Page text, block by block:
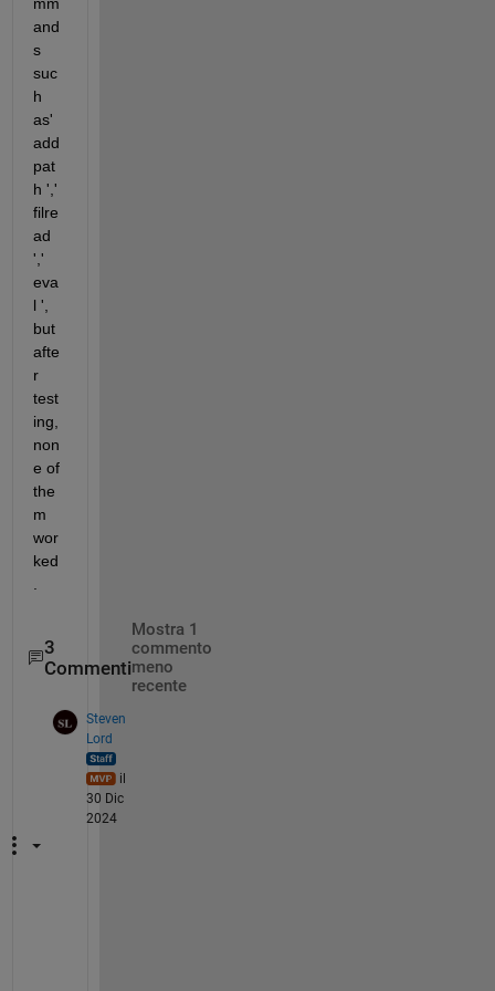
and
s
suc
h
as'
add
pat
h ','
filre
ad
','
eva
l ',
but
afte
r
test
ing,
non
e of
the
m
wor
ked
3
Commenti
Mostra 1
commento
meno
recente
Steven
Lord
il
30 Dic
2024